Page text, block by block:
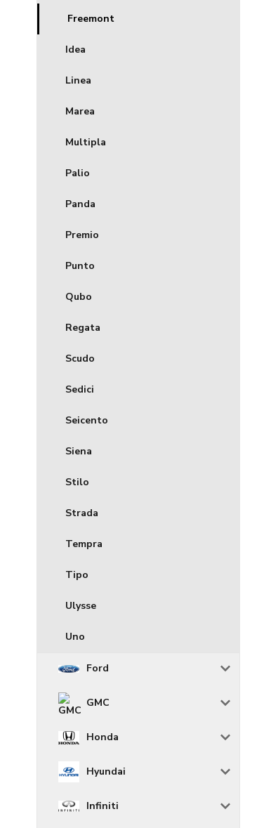
Freemont
Idea
Linea
Marea
Multipla
Palio
Panda
Premio
Punto
Qubo
Regata
Scudo
Sedici
Seicento
Siena
Stilo
Strada
Tempra
Tipo
Ulysse
Uno
Ford
GMC
Honda
Hyundai
Infiniti